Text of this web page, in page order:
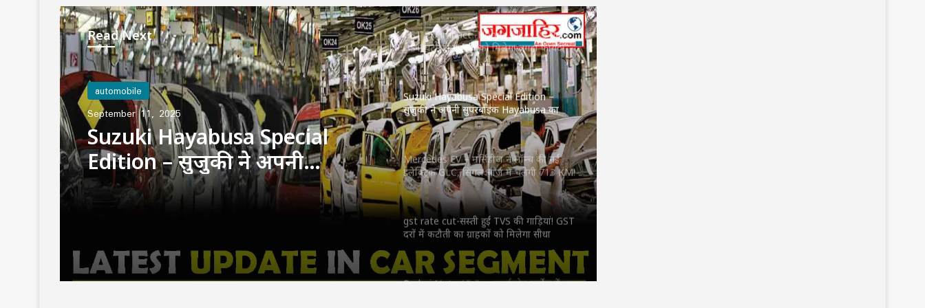
Read Next
automobile
September 11, 2025
Suzuki Hayabusa Special
Edition – सुजुकी ने अपनी
सुपरबाइक Hayabusa का स्पेशल
एडिशन पेश किया,नए लुक और
क़ीमत
GST 2.0 impact -Honda Bikes हुई सस्ती!
GST घटने से ग्राहकों को मिलेगा तगड़ा फायदा
Suzuki Hayabusa Special Edition –
सुजुकी ने अपनी सुपरबाइक Hayabusa का
स्पेशल एडिशन पेश किया,नए लुक और दमदार
फीचर्स
Mercedes EV – मर्सिडीज ने लॉन्च की नई
इलेक्ट्रिक GLC, सिंगल चार्ज में चलेगी 713 KM!
gst rate cut-सस्ती हुईं TVS की गाड़ियां! GST
दरों में कटौती का ग्राहकों को मिलेगा सीधा
Redmi Note 15 Pro-स्मार्टफोन मार्केट में